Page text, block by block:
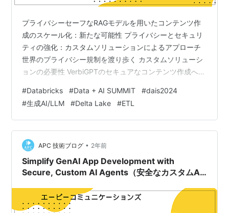
プライバシーセーフなRAGモデルを用いたコンテンツ作
成のスケール化：新たな可能性 プライバシーとセキュリ
ティの強化：カスタムソリューションによるアプローチ
世界のプライバシー規制を渡り歩く カスタムソリューシ
ョンの必要性 VerbiGPTのセキュアなコンテンツ作成への
ィ 細かいアクセス制御の重要性 セクション4: VerbiGPT
でコンテンツ作成を効率化 コンテンツ生成におけるプラ
イバシー準拠の確保 コンテンツ生成におけるプライバシ
ー準拠の確保 まとめ プライバシーセーフなRAGモデルを
用いたコンテンツ作成のスケール化：新たな可能性 …
#Databricks #Data + AI SUMMIT #dais2024
#生成AI/LLM #Delta Lake #ETL
APC 技術ブログ • 2年前
Simplify GenAI App Development with
Secure, Custom AI Agents（安全なカスタムAI